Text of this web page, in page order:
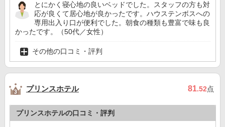
とにかく寝心地の良いベッドでした。スタッフの方も対
応が良くて居心地が良かったです。ハウステンボスへの
専用出入り口が便利でした。朝食の種類も豊富で味も良
かったです。（50代／女性）
その他の口コミ・評判
プリンスホテル 81.52点
プリンスホテルの口コミ・評判